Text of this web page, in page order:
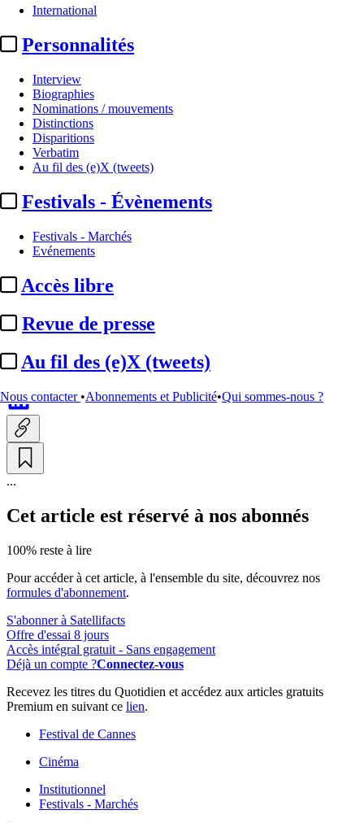
International
Personnalités
Interview
Biographies
Nominations / mouvements
Distinctions
Disparitions
Verbatim
Au fil des (e)X (tweets)
Festivals - Évènements
Festivals - Marchés
Evénements
Accès libre
Revue de presse
Au fil des (e)X (tweets)
Nous contacter •Abonnements et Publicité•Qui sommes-nous ?
Cannes 2026 / AgoraEU :
« Mon rapport sera à l’image
des défis ...
ParAnastasia Svoboda
...
Cet article est réservé à nos abonnés
100% reste à lire
Pour accéder à cet article, à l'ensemble du site, découvrez nos
formules d'abonnement.
S'abonner à Satellifacts
Offre d'essai 8 jours
Accès intégral gratuit - Sans engagement
Déjà un compte ?Connectez-vous
Recevez les titres du Quotidien et accédez aux articles gratuits
Premium en suivant ce lien.
Festival de Cannes
Cinéma
Institutionnel
Festivals - Marchés